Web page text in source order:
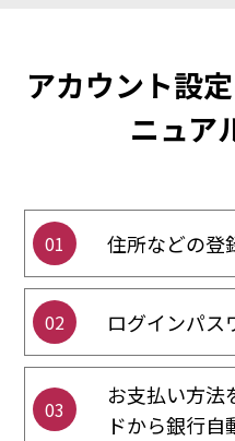
アカウント設
ニュア
01 住所などの登
02 ログインパス
03
お支払い方法
ドから銀行自